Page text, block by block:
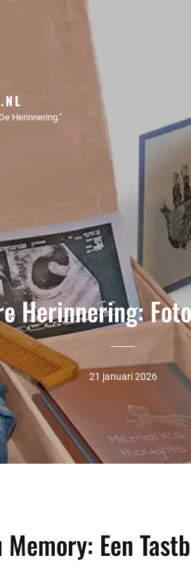
Herinnering."
Herinnering:
21 januari 2026
Memory: Een